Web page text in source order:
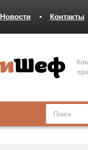
Новости Контакты